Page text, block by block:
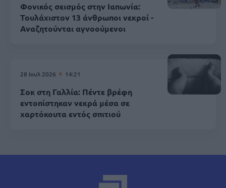
Φονικός σεισμός στην Ιαπωνία:
Τουλάχιστον 13 άνθρωποι νεκροί -
Αναζητούνται αγνοούμενοι
28 Ιουλ 2026 14:21
Σοκ στη Γαλλία: Πέντε βρέφη
εντοπίστηκαν νεκρά μέσα σε
χαρτόκουτα εντός σπιτιού